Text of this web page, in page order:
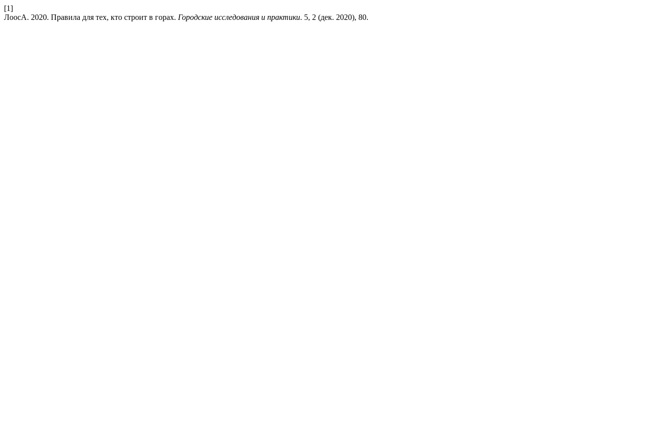
[1]
ЛоосА. 2020. Правила для тех, кто строит в горах. Городские исследования и практики. 5, 2 (дек. 2020), 80.